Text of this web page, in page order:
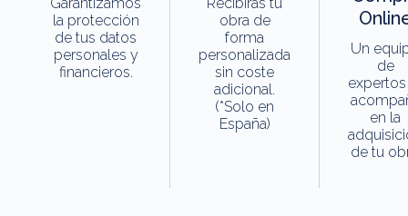
la protección
de tus datos
personales y
financieros.
obra de
forma
personalizada
sin coste
adicional.
(*Solo en
España)
Un
de
en la
de tu